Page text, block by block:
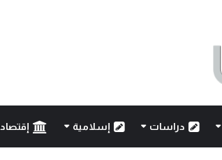
دراسات إسلامية